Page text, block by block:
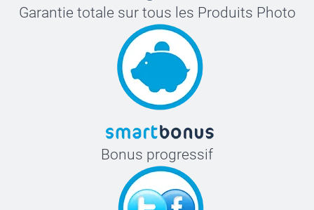
Garantie totale sur tous les Produits Photo
Bonus progressif